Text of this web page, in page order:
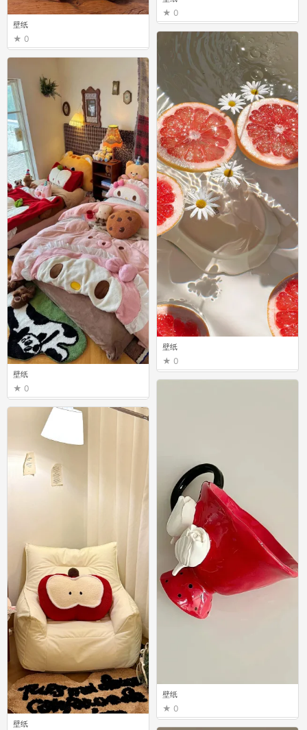
壁纸
0
壁纸
0
壁纸
0
壁纸
0
壁纸
0